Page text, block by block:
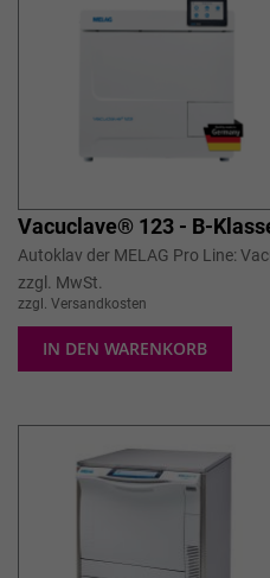
Vacuclave® 123 - B-
Autoklav der MELAG Pro Line:
zzgl. MwSt.
zzgl. Versandkosten
IN DEN WARENKORB